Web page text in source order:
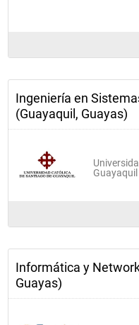
Ingeniería en
(Guayaquil, Guayas)
Guayaquil
Informática y
Guayas)